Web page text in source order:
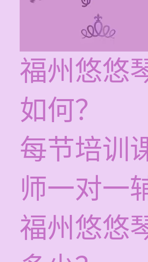
福州悠悠
如何？
每节培训
师一对一
福州悠悠